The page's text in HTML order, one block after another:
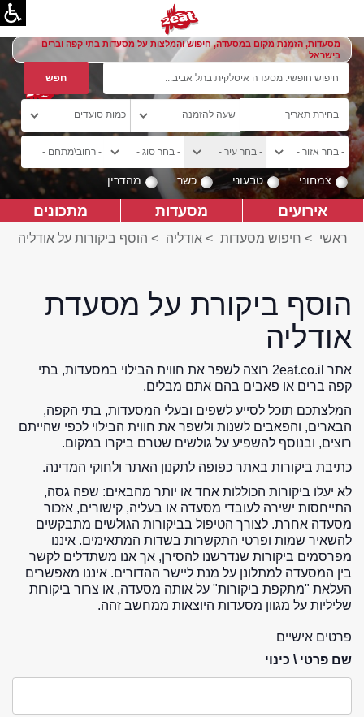
מסעדות, הזמנת מקום במסעדה, חיפוש והמלצות על מסעדות בתי קפה וברים
בישראל
צמחוני טבעוני כשר מהדרין
אירועים מסעדות מתכונים
ראשי > חיפוש מסעדות > אודליה > הוסף ביקורות על אודליה
הוסף ביקורת על מסעדת
אודליה
אתר 2eat.co.il רוצה לשפר את חווית הבילוי במסעדות, בתי
קפה ברים או פאבים בהם אתם מבלים.
המלצתכם תוכל לסייע לשפים ובעלי המסעדות, בתי הקפה,
הבארים, והפאבים לשנות ולשפר את חווית הבילוי לכפי שהייתם
רוצים, ובנוסף להשפיע על גולשים שטרם ביקרו במקום.
כתיבת ביקורות באתר כפופה לתקנון האתר ולחוקי המדינה.
לא יעלו ביקורות הכוללות אחד או יותר מהבאים: שפה גסה,
התייחסות ישירה לעובדי מסעדה או בעליה, קישורים, אזכור
מסעדה אחרת. לצורך הטיפול בביקורות הגולשים מתבקשים
להשאיר שמות ופרטי התקשרות בשדות המתאימים. איננו
מפרסמים ביקורות שנדרשנו להסירן, אך אנו משתדלים לקשר
בין המסעדה למתלונן על מנת ליישר ההדורים. איננו מאפשרים
העלאת "מתקפת ביקורות" על אותה מסעדה, או צרור ביקורות
שליליות על מגוון מסעדות היוצאות ממחשב זהה.
פרטים אישיים
שם פרטי \ כינוי